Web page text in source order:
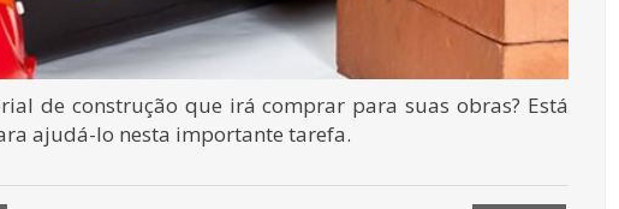
de construção que irá comprar para suas obras? Está
ajudá-lo nesta importante tarefa.